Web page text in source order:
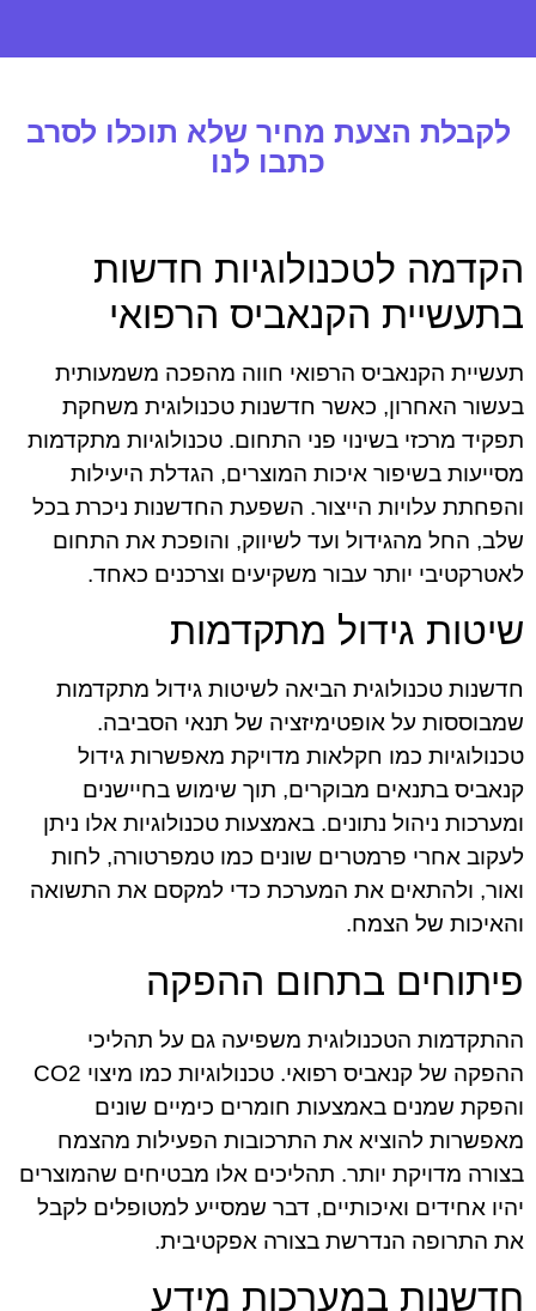
לקבלת הצעת מחיר שלא תוכלו לסרב
כתבו לנו
הקדמה לטכנולוגיות חדשות
בתעשיית הקנאביס הרפואי
תעשיית הקנאביס הרפואי חווה מהפכה משמעותית
בעשור האחרון, כאשר חדשנות טכנולוגית משחקת
תפקיד מרכזי בשינוי פני התחום. טכנולוגיות מתקדמות
מסייעות בשיפור איכות המוצרים, הגדלת היעילות
והפחתת עלויות הייצור. השפעת החדשנות ניכרת בכל
שלב, החל מהגידול ועד לשיווק, והופכת את התחום
לאטרקטיבי יותר עבור משקיעים וצרכנים כאחד.
שיטות גידול מתקדמות
חדשנות טכנולוגית הביאה לשיטות גידול מתקדמות
שמבוססות על אופטימיזציה של תנאי הסביבה.
טכנולוגיות כמו חקלאות מדויקת מאפשרות גידול
קנאביס בתנאים מבוקרים, תוך שימוש בחיישנים
ומערכות ניהול נתונים. באמצעות טכנולוגיות אלו ניתן
לעקוב אחרי פרמטרים שונים כמו טמפרטורה, לחות
ואור, ולהתאים את המערכת כדי למקסם את התשואה
והאיכות של הצמח.
פיתוחים בתחום ההפקה
ההתקדמות הטכנולוגית משפיעה גם על תהליכי
ההפקה של קנאביס רפואי. טכנולוגיות כמו מיצוי CO2
והפקת שמנים באמצעות חומרים כימיים שונים
מאפשרות להוציא את התרכובות הפעילות מהצמח
בצורה מדויקת יותר. תהליכים אלו מבטיחים שהמוצרים
יהיו אחידים ואיכותיים, דבר שמסייע למטופלים לקבל
את התרופה הנדרשת בצורה אפקטיבית.
חדשנות במערכות מידע